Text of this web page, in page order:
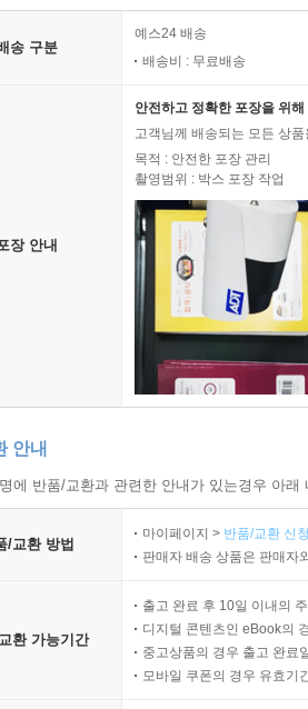
송 구분
예스24 배송
배송비 : 무료배송
장 안내
안전하고 정확한 포장을 위
고객님께 배송되는 모든 상
목적 : 안전한 포장 관리
촬영범위 : 박스 포장 작업
안내
에 반품/교환과 관련한 안내가 있는경우 아
/교환 방법
마이페이지 > 반품/교환 신
판매자 배송 상품은 판매자
환 가능기간
출고 완료 후 10일 이내의
디지털 콘텐츠인 eBook의
중고상품의 경우 출고 완료
모바일 쿠폰의 경우 유효기